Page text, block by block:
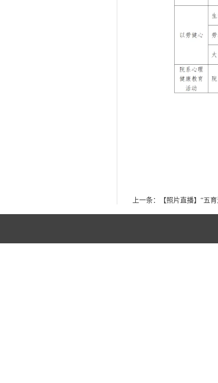
上一条： 【照片直播】“五